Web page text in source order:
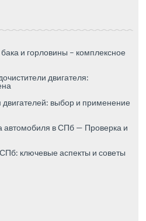
и горловины – комплексное
двигателя:
выбор и применение
автомобиля в СПб — Проверка и
ключевые аспекты и советы